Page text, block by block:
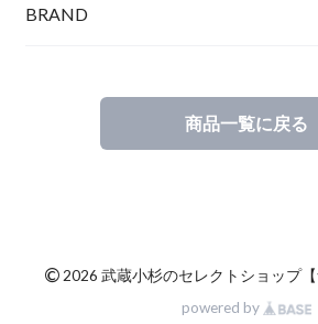
BRAND
商品一覧に戻る
©2026 武蔵小杉のセレクトショップ
powered by